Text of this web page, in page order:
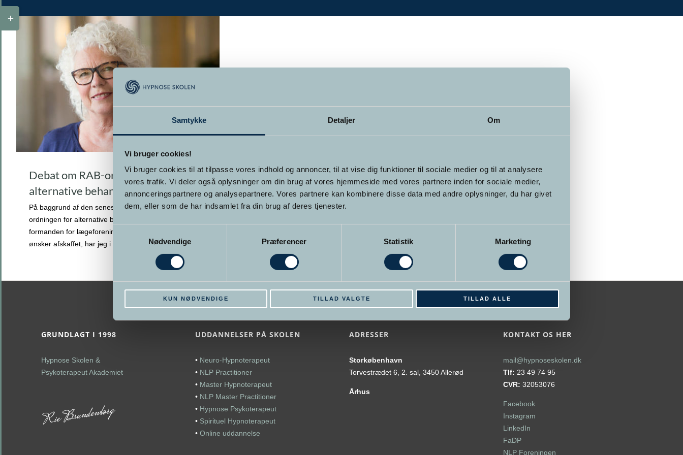
Samtykke Detaljer Om
Vi bruger cookies!
Vi bruger cookies til at tilpasse vores indhold og annoncer, til at vise dig funktioner til sociale medier og til at analysere
vores trafik. Vi deler også oplysninger om din brug af vores hjemmeside med vores partnere inden for sociale medier,
annonceringspartnere og analysepartnere. Vores partnere kan kombinere disse data med andre oplysninger, du har givet
dem, eller som de har indsamlet fra din brug af deres tjenester.
Samtykkevalg
Nødvendige
Præferencer Statistik Marketing
KUN NØDVENDIGE TILLAD VALGTE TILLAD ALLE
Debat om RAB-ordningen for
alternative behandlere
På baggrund af den seneste tids debat omkring RAB-
ordningen for alternative behandlere, som bl.a.
formanden for lægeforeningen Andreas Rudkjøbing
ønsker afskaffet, har jeg i et åbent brev>> Læs mere
GRUNDLAGT I 1998
Hypnose Skolen &
Psykoterapeut Akademiet
UDDANNELSER PÅ SKOLEN
• Neuro-Hypnoterapeut
• NLP Practitioner
• Master Hypnoterapeut
• NLP Master Practitioner
• Hypnose Psykoterapeut
• Spirituel Hypnoterapeut
•Online uddannelse
ADRESSER
Storkøbenhavn
Torvestrædet 6, 2. sal, 3450 Allerød
Århus
KONTAKT OS HER
mail@hypnoseskolen.dk
Tlf: 23 49 74 95
CVR: 32053076
Facebook
Instagram
LinkedIn
FaDP
NLP Foreningen